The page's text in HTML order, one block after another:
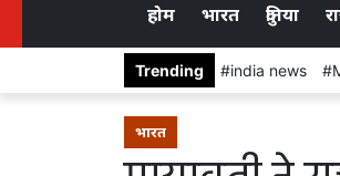
होम भारत दुनिया
Trending india news
भारत